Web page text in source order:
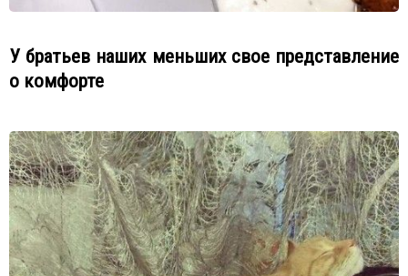
У братьев наших меньших свое представление
о комфорте